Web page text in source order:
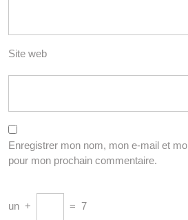
Site web
Enregistrer mon nom, mon e-mail et
pour mon prochain commentaire.
un + = 7